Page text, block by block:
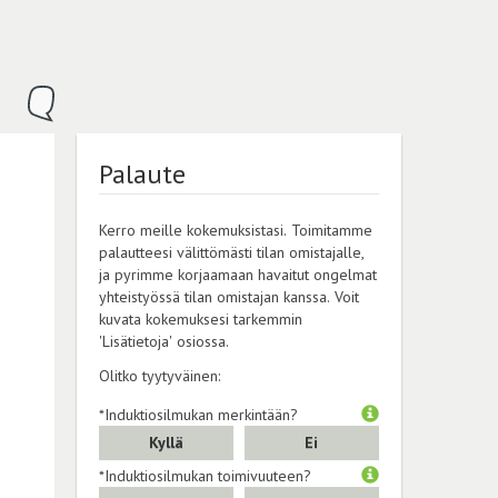
Palaute
Kerro meille kokemuksistasi. Toimitamme
palautteesi välittömästi tilan omistajalle,
ja pyrimme korjaamaan havaitut ongelmat
yhteistyössä tilan omistajan kanssa. Voit
kuvata kokemuksesi tarkemmin
'Lisätietoja' osiossa.
Olitko tyytyväinen:
*Induktiosilmukan merkintään?
Kyllä
Ei
*Induktiosilmukan toimivuuteen?